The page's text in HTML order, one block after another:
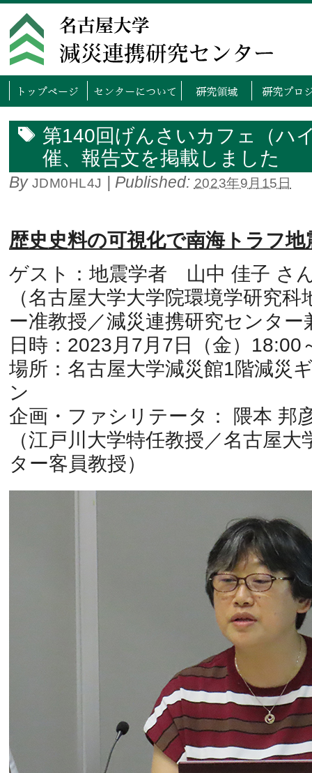
トップページ センタ
第140回げんさいカフェ（ハ
催、報告文を掲載しました
By JDM0HL4J | Published: 2023年9月15日
歴史史料の可視化で南海トラフ
ゲスト：地震学者 山中 佳子 さ
（名古屋大学大学院環境学研究
ー准教授／減災連携研究センター
日時：2023月7月7日（金）18:00
場所：名古屋大学減災館1階減災
ン
企画・ファシリテータ： 隈本 邦
（江戸川大学特任教授／名古屋
ター客員教授）